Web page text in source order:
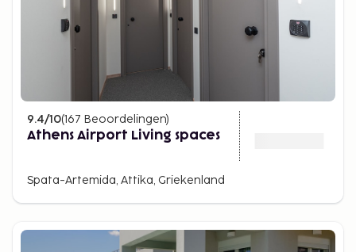
9.4/10(167 Beoordelingen)
Athens Airport Living spaces
Spata-Artemida, Attika, Griekenland